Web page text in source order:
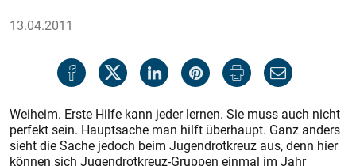
13.04.2011
Weiheim. Erste Hilfe kann jeder lernen. Sie muss auch nicht
perfekt sein. Hauptsache man hilft überhaupt. Ganz anders
sieht die Sache jedoch beim Jugendrotkreuz aus, denn hier
können sich Jugendrotkreuz-Gruppen einmal im Jahr